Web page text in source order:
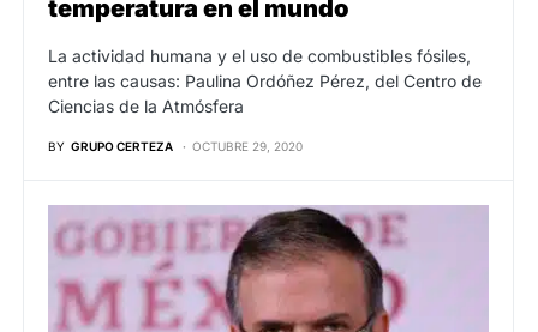
temperatura en el mundo
La actividad humana y el uso de combustibles fósiles,
entre las causas: Paulina Ordóñez Pérez, del Centro de
Ciencias de la Atmósfera
BY GRUPO CERTEZA OCTUBRE 29, 2020